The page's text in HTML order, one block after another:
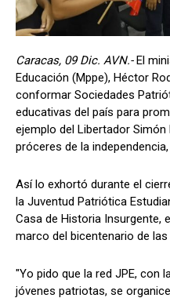
Caracas, 09 Dic. AVN.-El
Educación (Mppe), Héctor
conformar Sociedades
educativas del país para
ejemplo del Libertador
próceres de la
Así lo exhortó durante el
la Juventud Patriótica
Casa de Historia Insurgente,
marco del bicentenario de
"Yo pido que la red JPE, con
jóvenes patriotas, se